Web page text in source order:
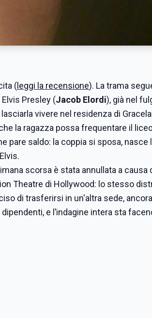
( leggi la recensione). La trama
Presley (Jacob Elordi), già nel
vivere nel residenza di
la ragazza possa frequentare il
pare saldo: la coppia si sposa, nasce
scorsa è stata annullata a causa
Theatre di Hollywood: lo stesso
di trasferirsi in un'altra sede,
e l’indagine intera sta